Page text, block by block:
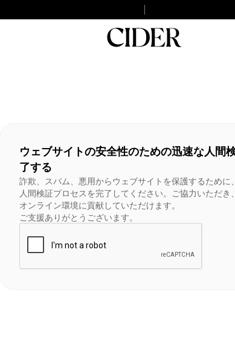
ウェブサイトの安全性のための迅速な人間
了する
詐欺、スパム、悪用からウェブサイトを保護するために
人間検証プロセスを完了してください。ご協力いただき
オンライン環境に貢献していただけます。
ご支援ありがとうございます。